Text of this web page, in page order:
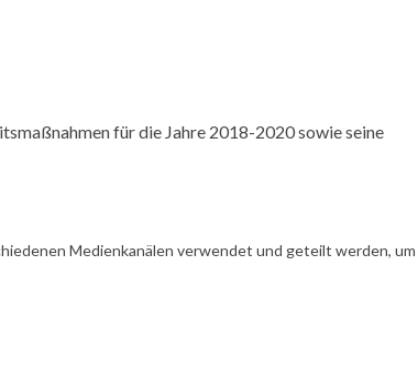
für die Jahre 2018-2020 sowie seine
Medienkanälen verwendet und geteilt